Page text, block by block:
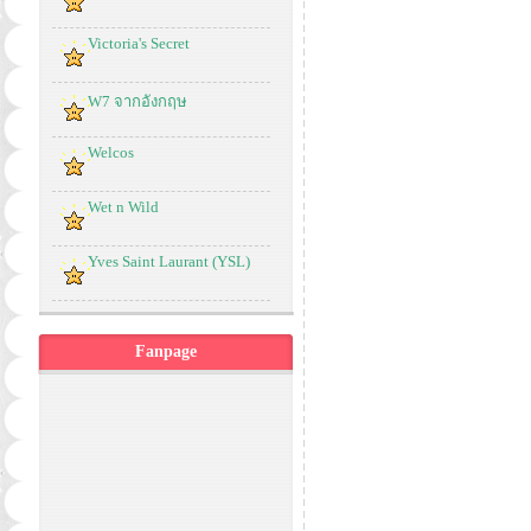
Victoria's Secret
W7 จากอังกฤษ
Welcos
Wet n Wild
Yves Saint Laurant (YSL)
Fanpage